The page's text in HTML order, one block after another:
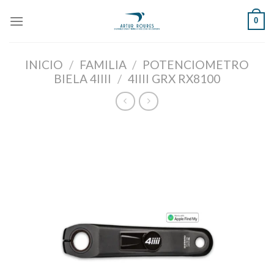
0
INICIO / FAMILIA / POTENCIOMETRO
BIELA 4IIII / 4IIII GRX RX8100